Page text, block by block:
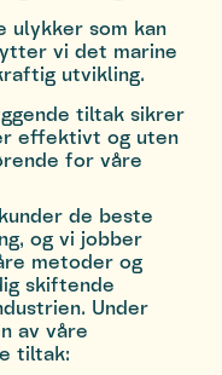
ulykker som kan
vi det marine
utvikling.
tiltak sikrer
effektivt og uten
for våre
de beste
og vi jobber
metoder og
skiftende
Under
av våre
tiltak: